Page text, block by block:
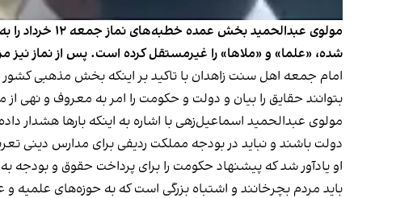
مولوی
شده، «علما» و «ملاها» را غیرمستقل کرده است. پس از نماز
امام جمعه اهل سنت زاهدان با تاکید بر اینکه بخش مذهبی
بتوانند حقایق را بیان و دولت و حکومت را امر به معروف و نهی از
مولوی عبدالحمید اسماعیل‌زهی با اشاره به اینکه بارها
دولت باشند و نباید در بودجه مملکت ردیفی برای مدارس دینی
او یادآور شد که پیشنهاد حکومت را برای پرداخت حقوق و
باید مردم بچرخانند و اشتباه بزرگی است که به حوزه‌های